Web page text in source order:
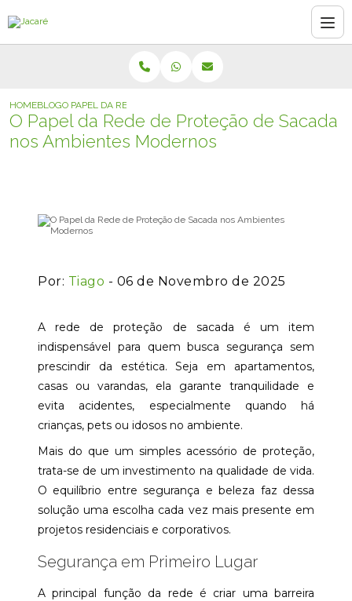
HOMEBLOGO PAPEL DA REDE DE PROTEÇÃO DE SACADA NOS AMBIENTES
O Papel da Rede de Proteção de Sacada
nos Ambientes Modernos
Por: Tiago - 06 de Novembro de 2025
A rede de proteção de sacada é um item
indispensável para quem busca segurança sem
prescindir da estética. Seja em apartamentos,
casas ou varandas, ela garante tranquilidade e
evita acidentes, especialmente quando há
crianças, pets ou idosos no ambiente.
Mais do que um simples acessório de proteção,
trata-se de um investimento na qualidade de vida.
O equilíbrio entre segurança e beleza faz dessa
solução uma escolha cada vez mais presente em
projetos residenciais e corporativos.
Segurança em Primeiro Lugar
A principal função da rede é criar uma barreira